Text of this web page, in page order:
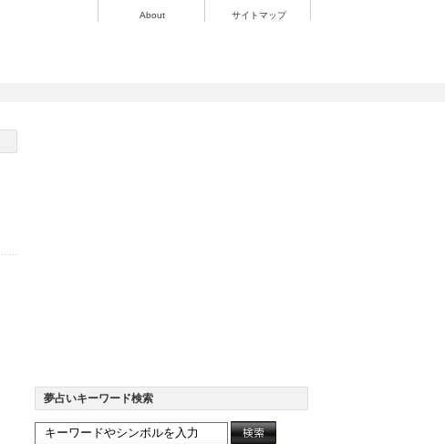
About サイトマップ
夢占いキーワード検索